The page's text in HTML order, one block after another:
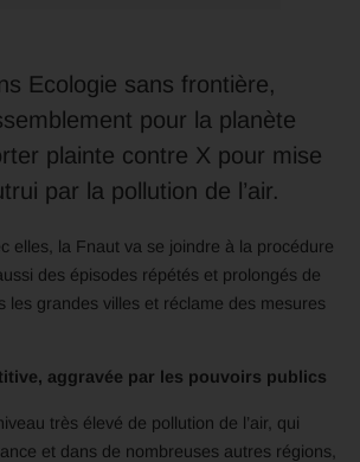
Ecologie sans frontière,
pour la planète
plainte contre X pour mise
par la pollution de l’air.
elles, la Fnaut va se joindre à la procédure
des épisodes répétés et prolongés de
les grandes villes et réclame des mesures
aggravée par les pouvoirs publics
très élevé de pollution de l’air, qui
et dans de nombreuses autres régions,